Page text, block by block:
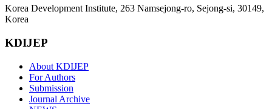
Korea Development Institute, 263 Namsejong-ro, Sejong-si, 30149,
Korea
KDIJEP
About KDIJEP
For Authors
Submission
Journal Archive